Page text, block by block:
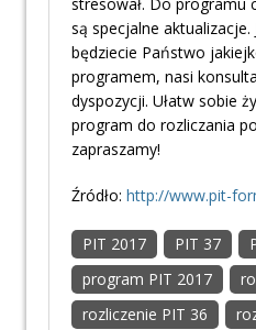
stresował. Do programu
są specjalne
będziecie Państwo
programem, nasi
dyspozycji. Ułatw sobie
program do rozliczania
zapraszamy!
Źródło: http://www.pit-
PIT 2017 PIT 37
program PIT 2017
rozliczenie PIT 36